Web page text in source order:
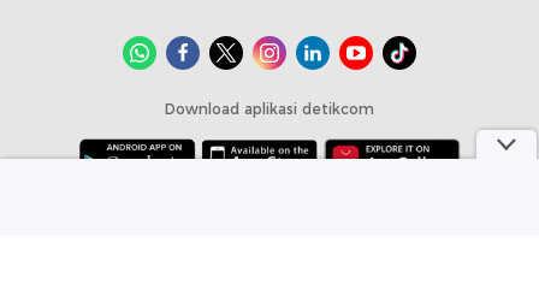
Download aplikasi detikcom